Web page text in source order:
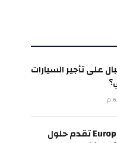
على تأجير السيارات
European Technical تقدم حلول